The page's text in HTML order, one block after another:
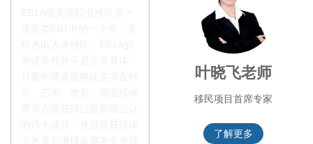
叶晓飞老师
移民项目首席专家
了解更多